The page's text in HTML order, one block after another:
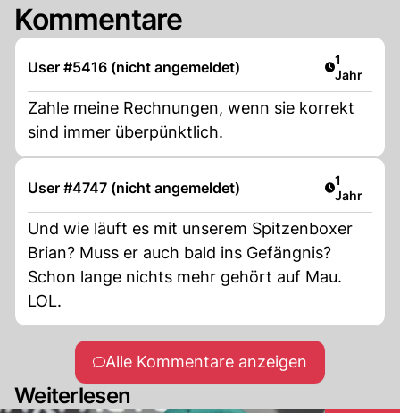
Kommentare
User #5416 (nicht angemeldet) Artikel
1
Jahr
Zahle meine Rechnungen, wenn sie korrekt
sind immer überpünktlich.
User #4747 (nicht angemeldet) Artikel
1
Jahr
Und wie läuft es mit unserem Spitzenboxer
Brian? Muss er auch bald ins Gefängnis?
Schon lange nichts mehr gehört auf Mau.
LOL.
Alle Kommentare anzeigen
Weiterlesen